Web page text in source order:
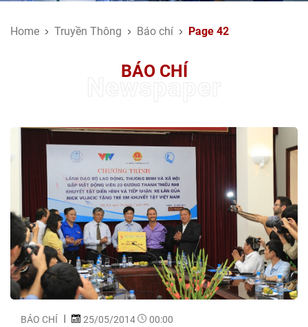
Home Truyền Thông Báo chí Page 42
BÁO CHÍ
Newspaper
BÁO CHÍ 25/05/2014 00:00